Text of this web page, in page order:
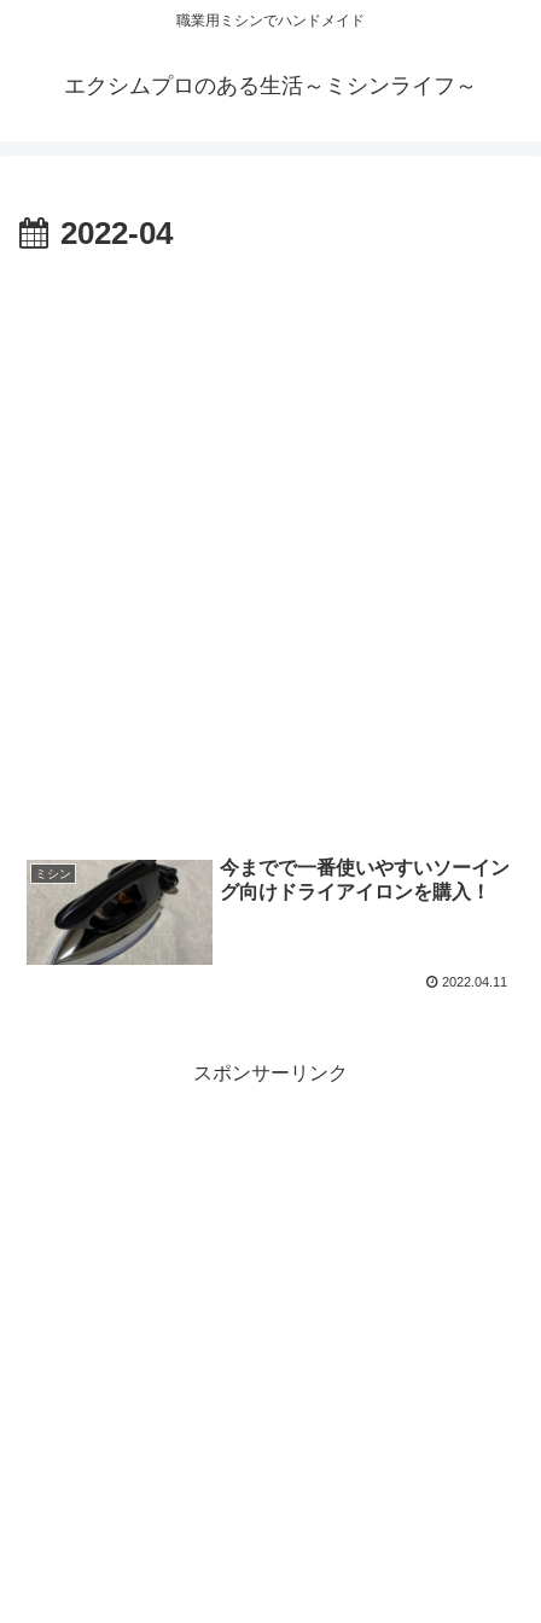
職業用ミシンでハンドメイド
エクシムプロのある生活～ミシンライフ～
2022-04
ミシン
今までで一番使いやすいソーイン
グ向けドライアイロンを購入！
2022.04.11
スポンサーリンク